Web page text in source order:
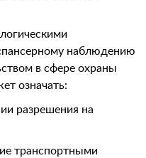
наблюдению
в сфере охраны
означать:
разрешения на
транспортными